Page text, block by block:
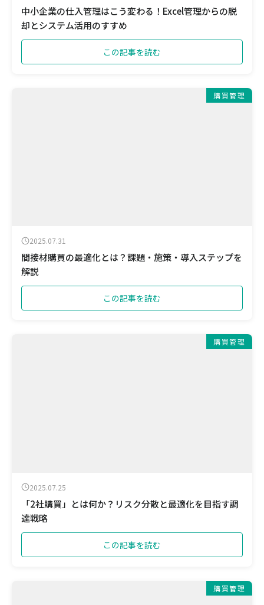
中小企業の仕入管理はこう変わる！Excel管理からの脱
却とシステム活用のすすめ
この記事を読む
購買管理
2025.07.31
間接材購買の最適化とは？課題・施策・導入ステップを
解説
この記事を読む
購買管理
2025.07.25
「2社購買」とは何か？リスク分散と最適化を目指す調
達戦略
この記事を読む
購買管理